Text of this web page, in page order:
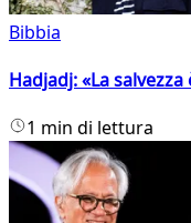
Bibbia
Hadjadj: «La
1 min di lettura